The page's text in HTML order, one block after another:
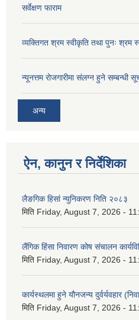
सर्वेक्षण फाराम
व्यक्तिगत श्रम स्वीकृति तथा पुनः श्रम
न्यूनत्तम रोजगारीमा संलग्न हुने सम्बन्धी
अन्य
ऐन, कानुन र निर्देशिका
लैङगिक हिसां न्युनिकरण निति २०८३
मिति Friday, August 7, 2026 -
लैंगिक हिंसा निवारण कोष संचालन
मिति Friday, August 7, 2026 -
कार्यस्थलमा हुने यौनजन्य दुर्वर्यवहार
मिति Friday, August 7, 2026 -